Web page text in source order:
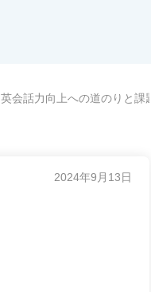
英会話力向上への道のりと課題
2024年9月13日